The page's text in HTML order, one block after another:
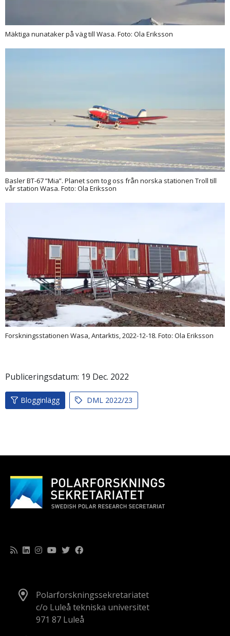
Mäktiga nunataker på väg till Wasa. Foto: Ola Eriksson
Basler BT-67 ”Mia”. Planet som tog oss från norska stationen Troll till
vår station Wasa. Foto: Ola Eriksson
Forskningsstationen Wasa, Antarktis, 2022-12-18. Foto: Ola Eriksson
Publiceringsdatum: 19 Dec. 2022
Blogginlägg DML 2022/23
Polarforskningssekretariatet
c/o Luleå tekniska universitet
971 87 Luleå